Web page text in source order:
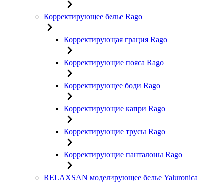
Корректирующее белье Rago
Корректирующая грация Rago
Корректирующие пояса Rago
Корректирующее боди Rago
Корректирующие капри Rago
Корректирующие трусы Rago
Корректирующие панталоны Rago
RELAXSAN моделирующее белье Yaluroniсa